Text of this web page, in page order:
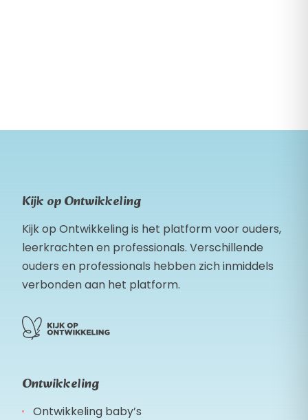
Kijk op Ontwikkeling
Kijk op Ontwikkeling is het platform voor ouders,
leerkrachten en professionals. Verschillende
ouders en professionals hebben zich inmiddels
verbonden aan het platform.
Ontwikkeling
Ontwikkeling baby’s